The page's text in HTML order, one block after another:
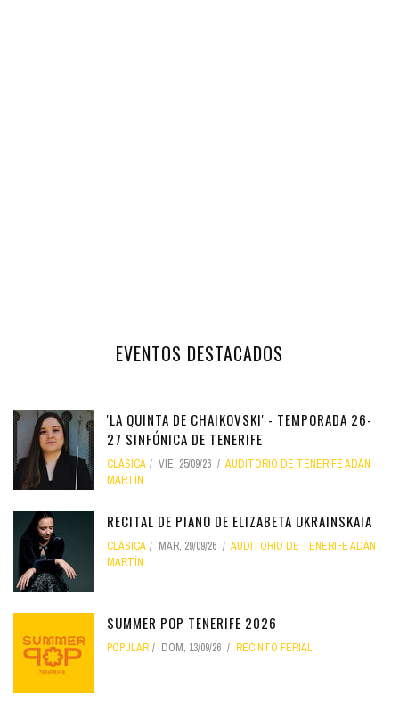
EVENTOS DESTACADOS
'LA QUINTA DE CHAIKOVSKI' - TEMPORADA 26-
27 SINFÓNICA DE TENERIFE
CLÁSICA VIE, 25/09/26
AUDITORIO DE TENERIFE ADÁN
MARTÍN
RECITAL DE PIANO DE ELIZABETA UKRAINSKAIA
CLÁSICA MAR, 29/09/26
AUDITORIO DE TENERIFE ADÁN
MARTÍN
SUMMER POP TENERIFE 2026
POPULAR DOM, 13/09/26 RECINTO FERIAL